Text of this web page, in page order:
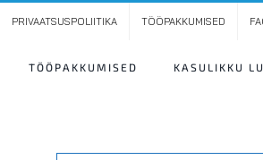
PRIVAATSUSPOLIITIKA TÖÖPAKKUMISED
TÖÖPAKKUMISED KASULIKKU